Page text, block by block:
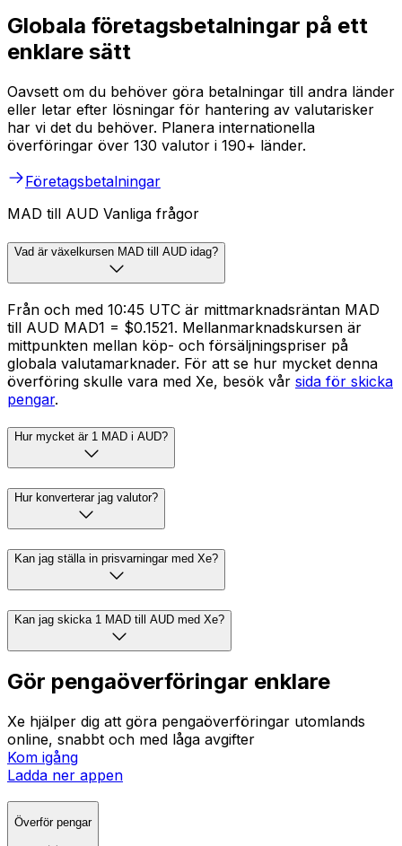
Globala företagsbetalningar på ett
enklare sätt
Oavsett om du behöver göra betalningar till andra länder
eller letar efter lösningar för hantering av valutarisker
har vi det du behöver. Planera internationella
överföringar över 130 valutor i 190+ länder.
Företagsbetalningar
MAD till AUD Vanliga frågor
Vad är växelkursen MAD till AUD idag?
Från och med 10:45 UTC är mittmarknadsräntan MAD
till AUD MAD1 = $0.1521. Mellanmarknadskursen är
mittpunkten mellan köp- och försäljningspriser på
globala valutamarknader. För att se hur mycket denna
överföring skulle vara med Xe, besök vår sida för skicka
pengar.
Hur mycket är 1 MAD i AUD?
Hur konverterar jag valutor?
Kan jag ställa in prisvarningar med Xe?
Kan jag skicka 1 MAD till AUD med Xe?
Gör pengaöverföringar enklare
Xe hjälper dig att göra pengaöverföringar utomlands
online, snabbt och med låga avgifter
Kom igång
Ladda ner appen
Överför pengar